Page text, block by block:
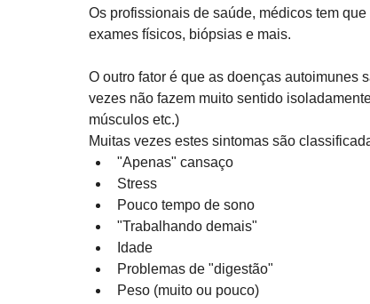
Os profissionais de saúde, médicos tem
exames físicos, biópsias e mais.
O outro fator é que as doenças autoimunes
vezes não fazem muito sentido
músculos etc.)
Muitas vezes estes sintomas são
"Apenas" cansaço
Stress
Pouco tempo de sono
"Trabalhando demais"
Idade
Problemas de "digestão"
Peso (muito ou pouco)